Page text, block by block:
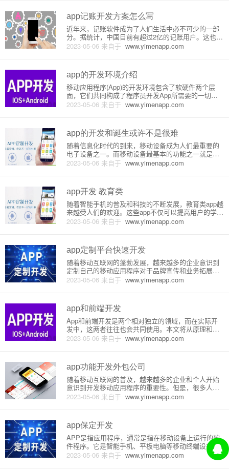
细介绍一下其原理和特点。一
app记账开发方案怎么写
2023-05-06 来自于 www.yimenapp.com
近年来，记账软件成为了人们生活中必不可少的一部
分。据统计，中国目前有超过2亿的记账用户。这也成
为了很多公司和开发者关注的焦点。那么，如果你是
一名app开发者，想要开发一款记账 app，应该怎么写
们需要先进行需求
app的开发环境介绍
2023-05-06 来自于 www.yimenapp.com
移动应用程序(App)的开发环境包含了软硬件两个层
面，它们共同构成了程序员开发App所需要的一切条
件。在本文中，我们将详细介绍App的开发环境，包
括软硬件设备和环境配置、程序语言和开发工具等方
们需要一台性能较
app的开发和诞生或许不是很难
2023-05-06 来自于 www.yimenapp.com
随着信息化时代的到来，移动设备成为人们最重要的
电子设备之一。而移动设备最基本的功能之一就是安
装各种应用软件。因此，越来越多的人开始关注如何
开发自己的应用程序。其实，应用程序的开发并不是
一个简单的应用程序。首先，
app开发 教育类
2023-05-06 来自于 www.yimenapp.com
随着智能手机的普及和科技的不断发展，教育类app越
来越受人们的欢迎。这些app不仅可以提高用户的学习
效率，还能让用户随时随地进行学习。本文将介绍教
育类app的开发原理和详细介绍。一、教育类app的开
app定制平台快速开发
2023-05-06 来自于 www.yimenapp.com
随着移动互联网的蓬勃发展，越来越多的企业意识到
定制自己的移动应用程序对于品牌宣传和业务拓展的
重要性，然而，由于技术、人力和时间等成本的限
制，很多企业无法自主开发移动应用程序，这是app定
制平台是一种通过软
app和前端开发
2023-05-06 来自于 www.yimenapp.com
App和前端开发是两个相对独立的领域，而在实际开
发中，这两者往往也会共同使用。本文将从原理和详
细介绍两个方面入手，探讨App和前端开发的联系和
区别。一、App开发App，也就是应用程序（Applicati
等）安
app功能开发外包公司
2023-05-06 来自于 www.yimenapp.com
随着移动互联网的普及，越来越多的企业和个人开始
意识到开发移动应用程序的重要性。但是，很多人缺
乏开发移动应用程序所需的技能和经验，这时候就需
要通过外包公司来帮助自己实现移动应用程序的开
开发的公司，他们具有专业
app保定开发
2023-05-06 来自于 www.yimenapp.com
APP是指应用程序，通常是指在移动设备上运行的软
件程序。它是智能手机、平板电脑等移动终端设备上
最常见的软件形式之一。APP开发是指开发和制作这
种软件。保定是中国河北省的一个地级市，随着信息